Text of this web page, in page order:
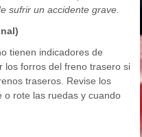
sufrir un accidente grave.
tienen indicadores de
los forros del freno trasero si
traseros. Revise los
o rote las ruedas y cuando